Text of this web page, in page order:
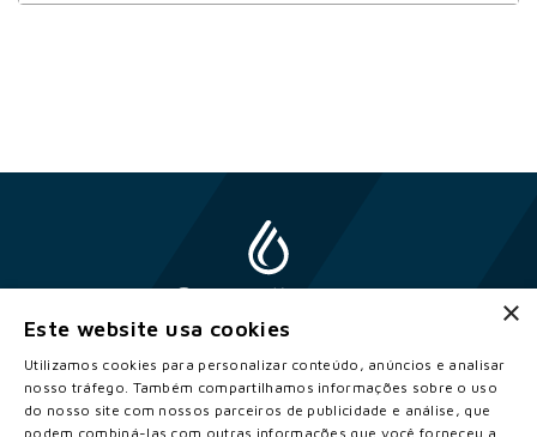
2026 © Copyright Constellation. Todos os direitos reservados.
×
Este website usa cookies
Utilizamos cookies para personalizar conteúdo, anúncios e analisar
nosso tráfego. Também compartilhamos informações sobre o uso
do nosso site com nossos parceiros de publicidade e análise, que
podem combiná-las com outras informações que você forneceu a